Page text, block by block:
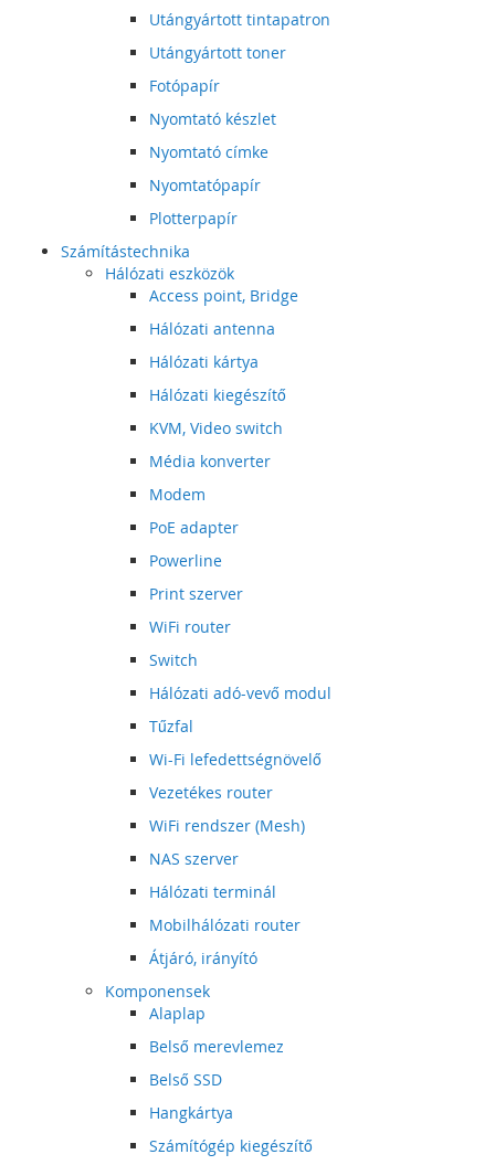
Utángyártott tintapatron
Utángyártott toner
Fotópapír
Nyomtató készlet
Nyomtató címke
Nyomtatópapír
Plotterpapír
Számítástechnika
Hálózati eszközök
Access point, Bridge
Hálózati antenna
Hálózati kártya
Hálózati kiegészítő
KVM, Video switch
Média konverter
Modem
PoE adapter
Powerline
Print szerver
WiFi router
Switch
Hálózati adó-vevő modul
Tűzfal
Wi-Fi lefedettségnövelő
Vezetékes router
WiFi rendszer (Mesh)
NAS szerver
Hálózati terminál
Mobilhálózati router
Átjáró, irányító
Komponensek
Alaplap
Belső merevlemez
Belső SSD
Hangkártya
Számítógép kiegészítő